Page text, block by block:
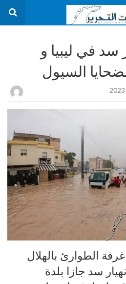
سد في ليبيا و
السيول
الطوارئ بالهلال
سد جازا بلدة